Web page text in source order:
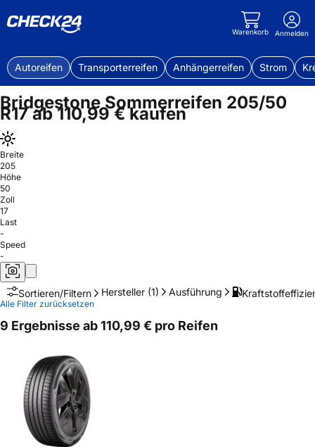
Warenkorb Anmelden
Autoreifen Transporterreifen Anhängerreifen Strom
Bridgestone Sommerreifen 205/50
R17 ab 110,99 € kaufen
Breite
205
Höhe
50
Zoll
17
Last
-
Speed
-
Sortieren/Filtern Hersteller (1) Ausführung
Alle Filter zurücksetzen
9 Ergebnisse ab 110,99 € pro Reifen